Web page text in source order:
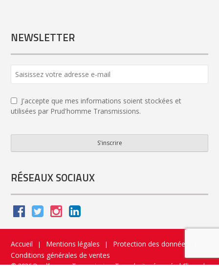
NEWSLETTER
J'accepte que mes informations soient stockées et
utilisées par Prud'homme Transmissions.
S'inscrire
Email *
RÉSEAUX SOCIAUX
Accueil | Mentions légales | Protection des données
Conditions générales de ventes
© 2026 Prud’homme Transmission. Tous droits réservés|Flippad